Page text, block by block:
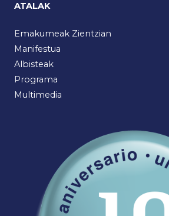
ATALAK
Emakumeak Zientzian
Manifestua
Albisteak
Programa
Multimedia